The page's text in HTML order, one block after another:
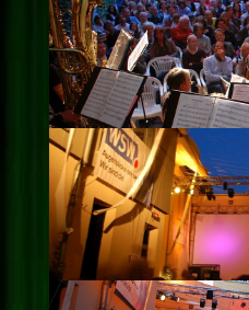
Archiv
Kontakt
Impressum
Datenschutz